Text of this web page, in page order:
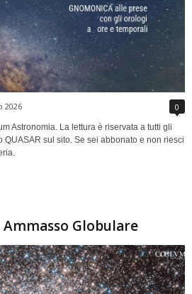
2026 0
Astronomia. La lettura è riservata a tutti gli
sul sito. Se sei abbonato e non riesci
Ammasso Globulare